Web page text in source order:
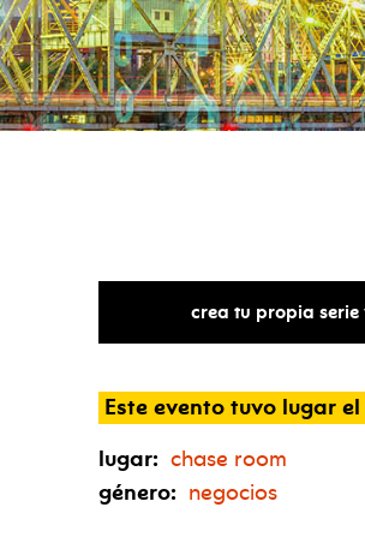
crea tu propia
Este evento tuvo lugar el
lugar: chase room
género: negocios